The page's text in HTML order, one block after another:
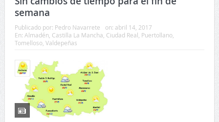
semana
Publicado por: Pedro Navarrete on: abril 14, 2017
En: Almadén, Castilla La Mancha, Ciudad Real, Puertollano,
Tomelloso, Valdepeñas